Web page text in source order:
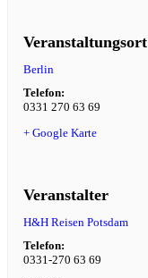
Veranstaltungsort
Berlin
Telefon:
0331 270 63 69
+ Google Karte
Veranstalter
H&H Reisen Potsdam
Telefon:
0331-270 63 69